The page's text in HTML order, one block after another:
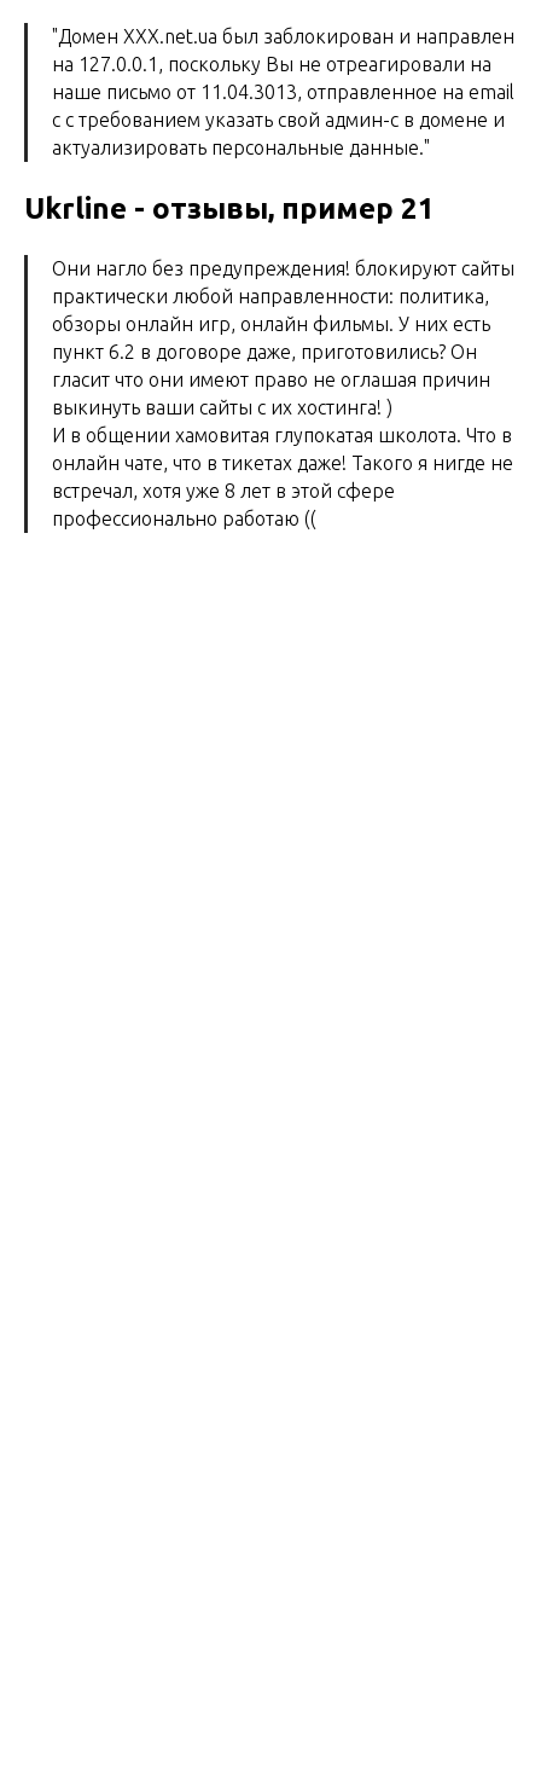
"Домен ХХХ.net.ua был заблокирован и направлен
на 127.0.0.1, поскольку Вы не отреагировали на
наше письмо от 11.04.3013, отправленное на email
с с требованием указать свой админ-с в домене и
актуализировать персональные данные."
Ukrline - отзывы, пример 21
Они нагло без предупреждения! блокируют сайты
практически любой направленности: политика,
обзоры онлайн игр, онлайн фильмы. У них есть
пункт 6.2 в договоре даже, приготовились? Он
гласит что они имеют право не оглашая причин
выкинуть ваши сайты с их хостинга! )
И в общении хамовитая глупокатая школота. Что в
онлайн чате, что в тикетах даже! Такого я нигде не
встречал, хотя уже 8 лет в этой сфере
профессионально работаю ((